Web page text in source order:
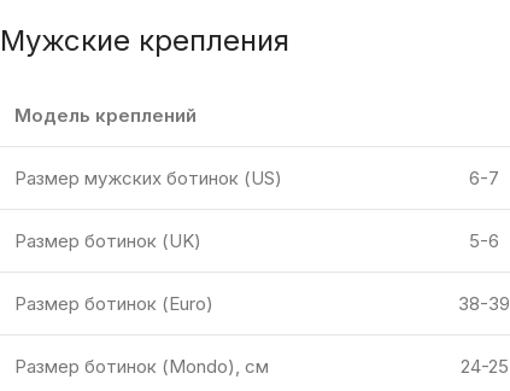
Мужские крепления
Модель креплений
Размер мужских ботинок (US) 6-7
Размер ботинок (UK) 5-6
Размер ботинок (Euro) 38-39
Размер ботинок (Mondo), см 24-25